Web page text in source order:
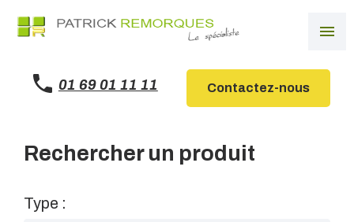
menu
01 69 01 11 11 Contactez-nous
Rechercher un produit
Type :